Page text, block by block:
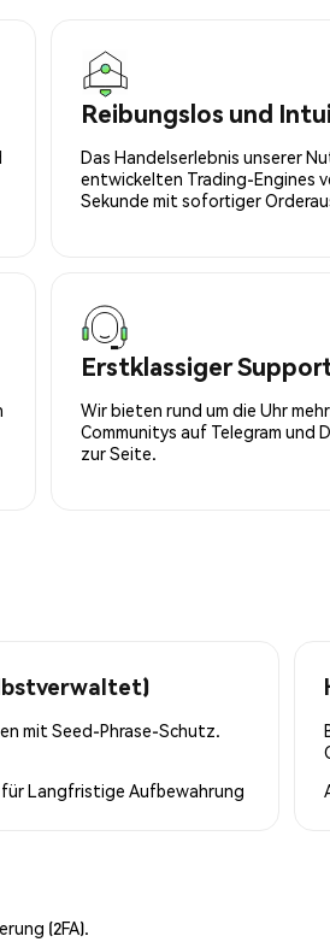
Reibungslos und
Das Handelserlebnis unserer
entwickelten Trading-Engines
Sekunde mit sofortiger
Erstklassiger
Wir bieten rund um die Uhr
Communitys auf Telegram
zur Seite.
mit Seed-Phrase-Schutz.
Langfristige Aufbewahrung
(2FA).